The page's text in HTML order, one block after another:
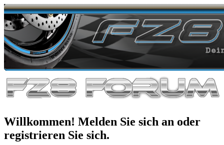
Willkommen! Melden Sie sich an oder
registrieren Sie sich.